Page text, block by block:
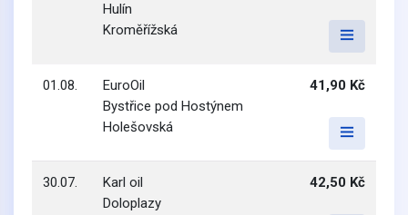
Hulín
Kroměřížská
01.08.
EuroOil
Bystřice pod Hostýnem
Holešovská
41,90 Kč
30.07.
Karl oil
Doloplazy
42,50 Kč